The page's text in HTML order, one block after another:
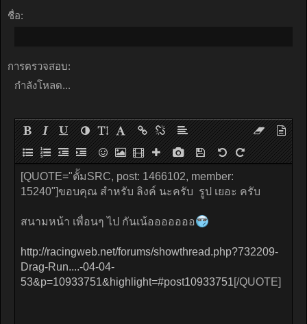
ชื่อ:
การตรวจสอบ:
กำลังโหลด...